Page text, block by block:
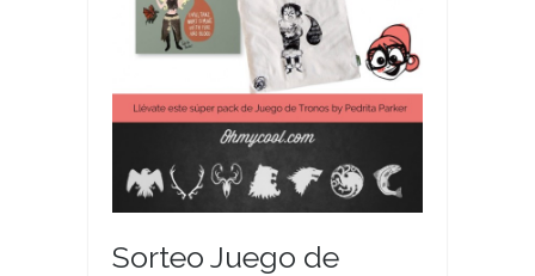
Sorteo Juego de